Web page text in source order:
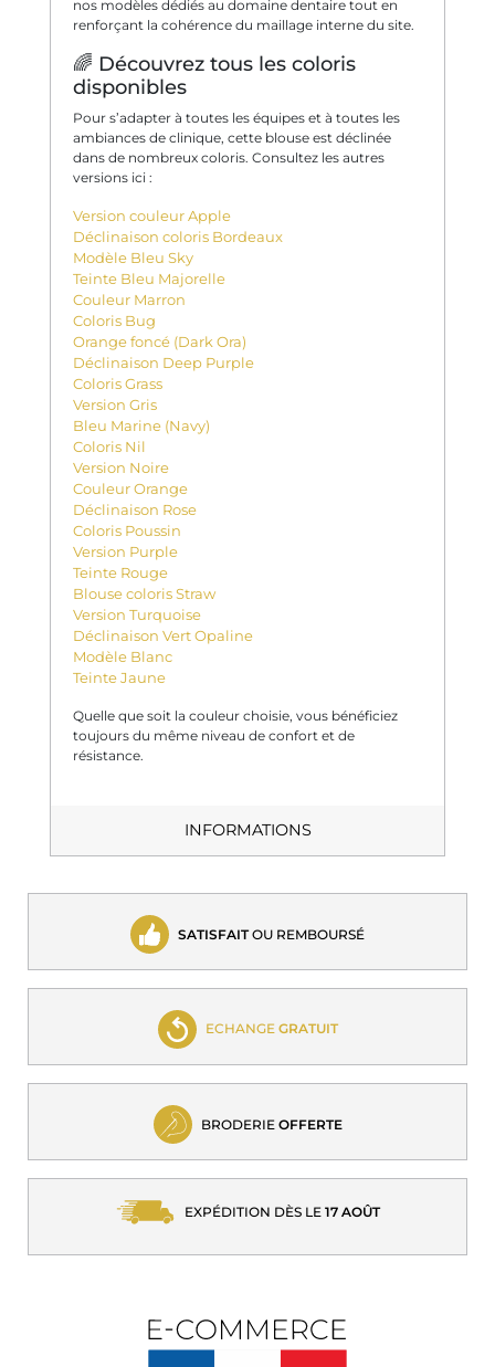
nos modèles dédiés au domaine dentaire tout en
renforçant la cohérence du maillage interne du site.
🌈 Découvrez tous les coloris
disponibles
Pour s’adapter à toutes les équipes et à toutes les
ambiances de clinique, cette blouse est déclinée
dans de nombreux coloris. Consultez les autres
versions ici :
Version couleur Apple
Déclinaison coloris Bordeaux
Modèle Bleu Sky
Teinte Bleu Majorelle
Couleur Marron
Coloris Bug
Orange foncé (Dark Ora)
Déclinaison Deep Purple
Coloris Grass
Version Gris
Bleu Marine (Navy)
Coloris Nil
Version Noire
Couleur Orange
Déclinaison Rose
Coloris Poussin
Version Purple
Teinte Rouge
Blouse coloris Straw
Version Turquoise
Déclinaison Vert Opaline
Modèle Blanc
Teinte Jaune
Quelle que soit la couleur choisie, vous bénéficiez
toujours du même niveau de confort et de
résistance.
INFORMATIONS
SATISFAITOU REMBOURSÉ
ECHANGE GRATUIT
BRODERIE OFFERTE
EXPÉDITION DÈS LE 17 AOÛT